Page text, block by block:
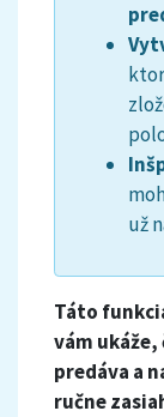
už
Táto
vám
predáva a
ručne